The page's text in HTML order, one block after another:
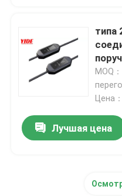
Оружие EV поручая
Соединитель
Гнездо штепсельной
Соединитель
промышленные
типа
MOQ
Цена
Лучшая цена